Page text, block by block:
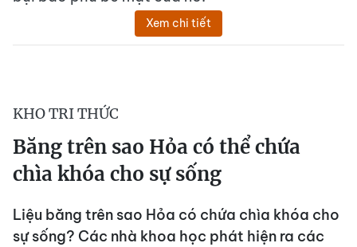
Xem chi tiết
KHO TRI THỨC
Băng trên sao Hỏa có thể chứa
chìa khóa cho sự sống
Liệu băng trên sao Hỏa có chứa chìa khóa cho
sự sống? Các nhà khoa học phát hiện ra các